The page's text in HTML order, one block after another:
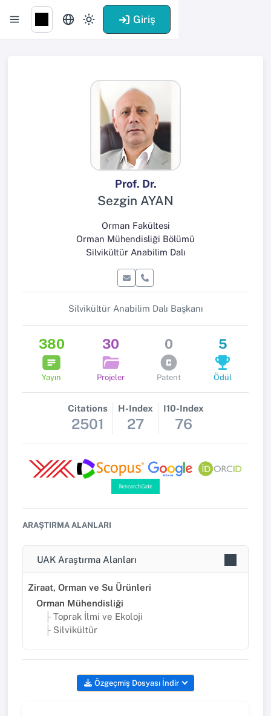
Giriş
Prof. Dr.
Sezgin AYAN
Orman Fakültesi
Orman Mühendisliği Bölümü
Silvikültür Anabilim Dalı
Silvikültür Anabilim Dalı Başkanı
380
Yayın
30
Projeler
0
Patent
5
Ödül
Citations
2501
H-Index
27
I10-Index
76
ARAŞTIRMA ALANLARI
UAK Araştırma Alanları
Ziraat, Orman ve Su Ürünleri
Orman Mühendisliği
Toprak İlmi ve Ekoloji
Silvikültür
Özgeçmiş Dosyası İndir